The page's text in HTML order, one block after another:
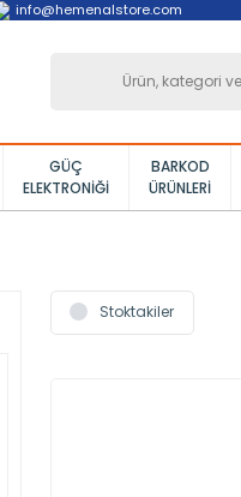
info@hemenalstore.com
GÜÇ
ELEKTRONIĞI
BARKOD
ÜRÜNLERI
Stoktakiler